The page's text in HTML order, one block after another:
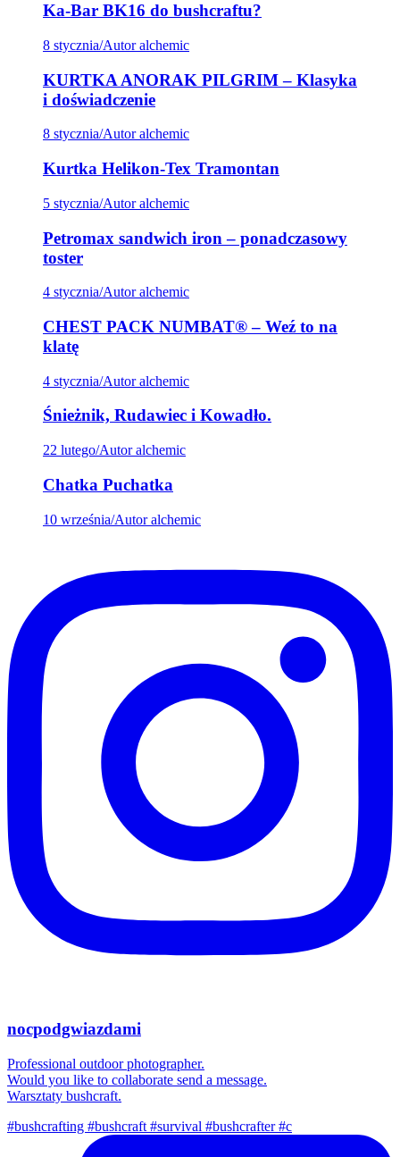
Ka-Bar BK16 do bushcraftu?
8 stycznia/Autor alchemic
KURTKA ANORAK PILGRIM – Klasyka
i doświadczenie
8 stycznia/Autor alchemic
Kurtka Helikon-Tex Tramontan
5 stycznia/Autor alchemic
Petromax sandwich iron – ponadczasowy
toster
4 stycznia/Autor alchemic
CHEST PACK NUMBAT® – Weź to na
klatę
4 stycznia/Autor alchemic
Śnieżnik, Rudawiec i Kowadło.
22 lutego/Autor alchemic
Chatka Puchatka
10 września/Autor alchemic
nocpodgwiazdami
Professional outdoor photographer.
Would you like to collaborate send a message.
Warsztaty bushcraft.
#bushcrafting #bushcraft #survival #bushcrafter #c